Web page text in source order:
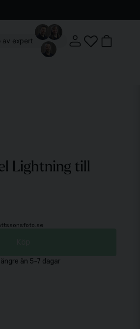
av expert
10:00 - 18:00
10:00 - 14:00
Lightning till
än 5-7 dagar